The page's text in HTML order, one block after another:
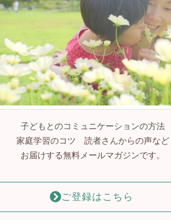
子どもとのコミュニケーションの方法
家庭学習のコツ 読者さんからの声など
お届けする無料メールマガジンです。
ご登録はこちら